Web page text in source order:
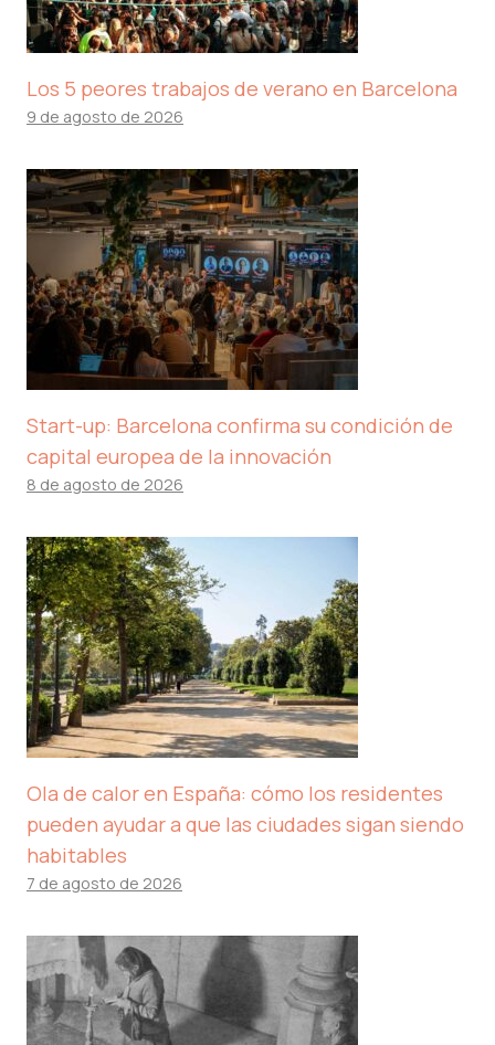
Los 5 peores trabajos de verano en Barcelona
9 de agosto de 2026
Start-up: Barcelona confirma su condición de
capital europea de la innovación
8 de agosto de 2026
Ola de calor en España: cómo los residentes
pueden ayudar a que las ciudades sigan siendo
habitables
7 de agosto de 2026